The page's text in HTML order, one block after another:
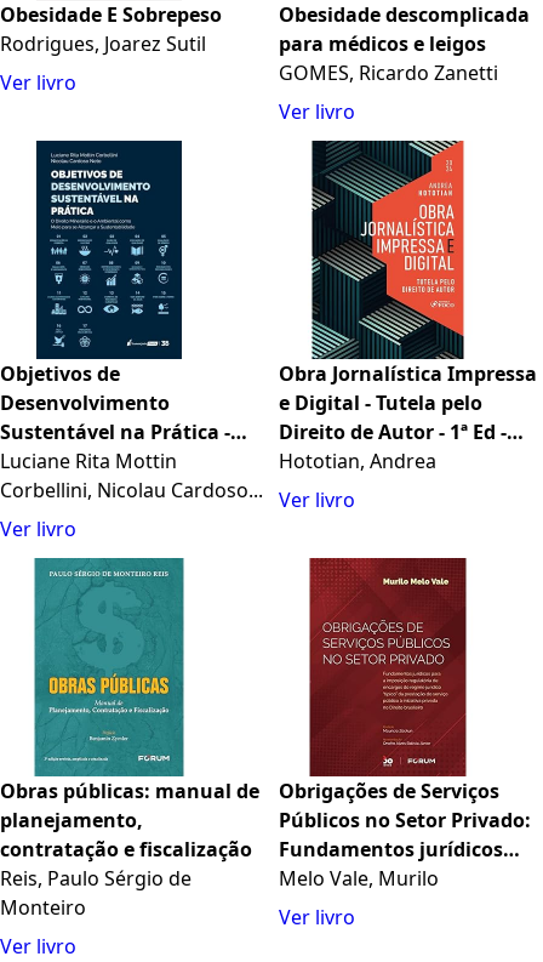
Obesidade E Sobrepeso
Rodrigues, Joarez Sutil
Ver livro
Obesidade descomplicada
para médicos e leigos
GOMES, Ricardo Zanetti
Ver livro
Objetivos de
Desenvolvimento
Sustentável na Prática -
2024
Luciane Rita Mottin
Corbellini, Nicolau Cardoso...
Ver livro
Obra Jornalística Impressa
e Digital - Tutela pelo
Direito de Autor - 1ª Ed -
2024
Hototian, Andrea
Ver livro
Obras públicas: manual de
planejamento,
contratação e fiscalização
Reis, Paulo Sérgio de
Monteiro
Ver livro
Obrigações de Serviços
Públicos no Setor Privado:
Fundamentos jurídicos
para a imposição
regulatória de encargos do
Melo Vale, Murilo
Ver livro